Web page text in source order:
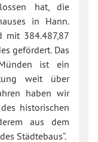
hat, die
in Hann.
mit 384.487,87
gefördert. Das
ist ein
weit über
haben wir
historischen
aus dem
Städtebaus“.